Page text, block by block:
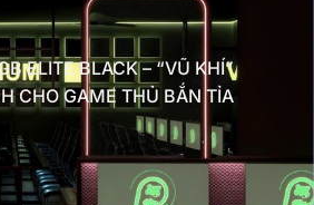
ELITE BLACK – “VŨ KHÍ”
CHO GAME THỦ BẮN TỈA